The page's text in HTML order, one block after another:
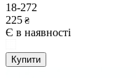
18-272
225 ₴
Є в наявності
Купити